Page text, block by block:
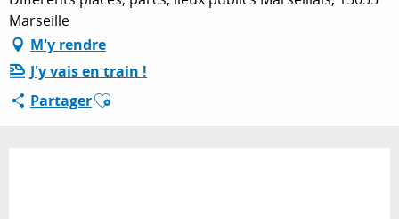
SÉJOURNER
Marseille
M'y rendre
J'y vais en train !
PartagerAjouter aux favoris